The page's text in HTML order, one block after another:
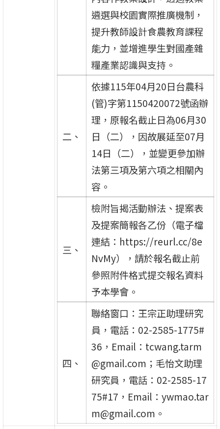
遴選與校園實際推廣機制，
提升教師設計食農教育課程
能力，並增進學生對國產雜
糧產業認識與支持。
二、
依據115年04月20日台農科
(管)字第1150420072號函辦
理，原報名截止日為06月30
日（二），因故展延至07月
14日（二），並變更參加辦
法第三項及第六項之相關內
容。
三、
檢附旨揭活動辦法、提案表
及提案簡報各乙份（電子檔
連結：https://reurl.cc/8e
NvMy），請於報名截止前
參照附件格式提交報名資料
予本學會。
四、
聯絡窗口：王宗正助理研究
員，電話：02-2585-1775#
36，Email：tcwang.tarm
@gmail.com；毛怡文助理
研究員，電話：02-2585-17
75#17，Email：ywmao.tar
m@gmail.com。